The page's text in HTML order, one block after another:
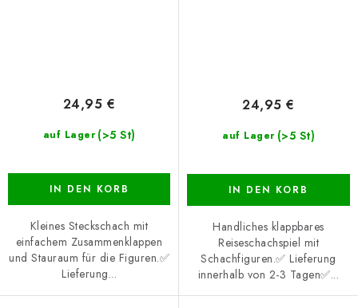
auf Lager (>5 St)
24,95 €
IN DEN KORB
Kleines Steckschach mit
einfachem Zusammenklappen
und Stauraum für die Figuren.✅
Lieferung...
auf Lager (>5 St)
24,95 €
IN DEN KORB
Handliches klappbares
Reiseschachspiel mit
Schachfiguren.✅ Lieferung
innerhalb von 2-3 Tagen✅...